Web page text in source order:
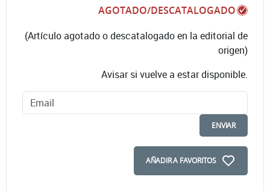
AGOTADO/DESCATALOGADO
(Artículo agotado o descatalogado en la editorial de
origen)
Avisar si vuelve a estar disponible.
ENVIAR
AÑADIR A FAVORITOS